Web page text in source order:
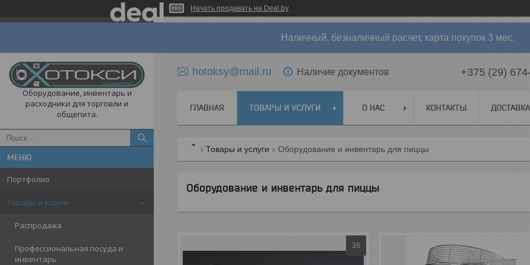
Начать продавать на Deal.by
Наличный, безналичный расчет, карта покупок 3 мес.
Оборудование, инвентарь и
расходники для торговли и
общепита.
Портфолио
Товары и услуги
Распродажа
Профессиональная посуда и
инвентарь
hotoksy@mail.ru Наличие документов +375 (29)
ГЛАВНАЯ ТОВАРЫ И УСЛУГИ О НАС КОНТАКТЫ
Товары и услуги Оборудование и инвентарь для пиццы
Оборудование и инвентарь для пиццы
36